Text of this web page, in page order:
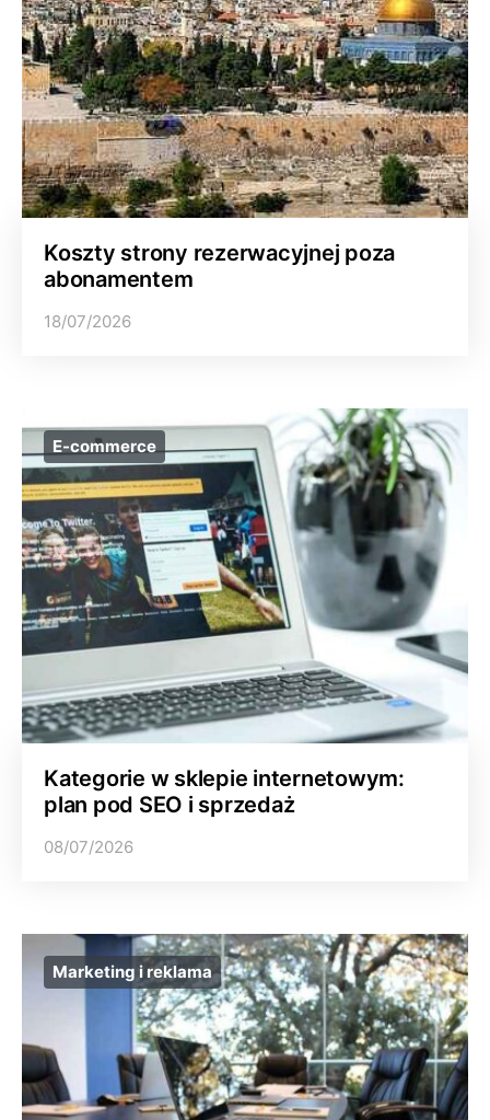
Koszty strony rezerwacyjnej poza
abonamentem
18/07/2026
E-commerce
Kategorie w sklepie internetowym:
plan pod SEO i sprzedaż
08/07/2026
Marketing i reklama